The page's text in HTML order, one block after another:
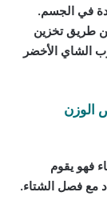
في الجسم.
طريق تخزين
الشاي الأخضر
الوزن
فهو يقوم
مع فصل الشتاء.